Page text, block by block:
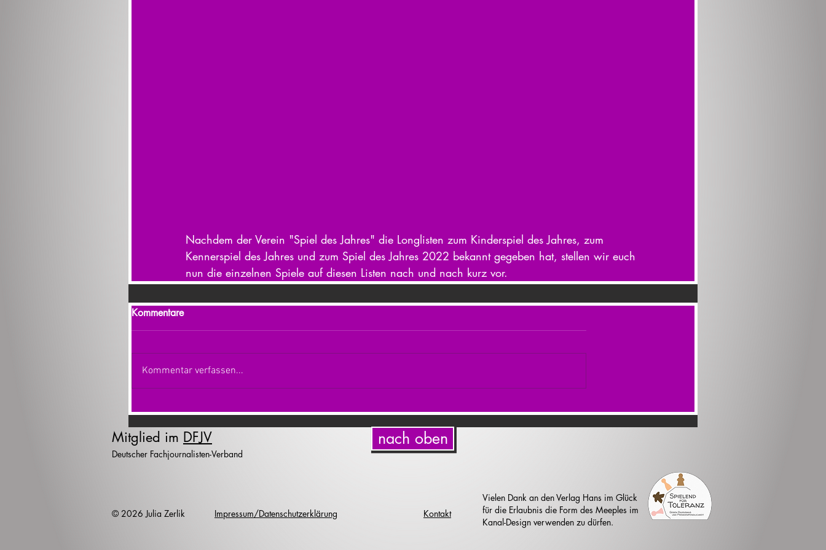
Nachdem der Verein "Spiel des Jahres" die Longlisten zum Kinderspiel des Jahres, zum
Kennerspiel des Jahres und zum Spiel des Jahres 2022 bekannt gegeben hat, stellen wir euch
nun die einzelnen Spiele auf diesen Listen nach und nach kurz vor.
Kommentare
Kommentar verfassen...
Mitglied im DFJV
Deutscher Fachjournalisten-Verband
nach oben
© 2026 Julia Zerlik Impressum/Datenschutzerklärung Kontakt
Vielen Dank an den Verlag Hans im Glück
für die Erlaubnis die Form des Meeples im
Kanal-Design verwenden zu dürfen.